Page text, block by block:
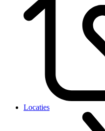
Locaties